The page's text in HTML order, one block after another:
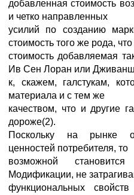
добавленная стоимость
и четко направленных
усилий по созданию
стоимость того же рода, что
стоимость добавляемая
Ив Сен Лоран или
к, скажем, галстукам,
материала и с тем же
качеством, что и другие
дороже(2).
Поскольку на рынке
ценностей потребителя, то
возможной
Модификации, не
функциональных